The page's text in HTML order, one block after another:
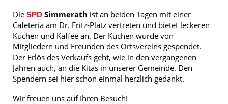
Die SPD Simmerath ist an beiden Tagen mit einer
Cafeteria am Dr. Fritz-Platz vertreten und bietet leckeren
Kuchen und Kaffee an. Der Kuchen wurde von
Mitgliedern und Freunden des Ortsvereins gespendet.
Der Erlös des Verkaufs geht, wie in den vergangenen
Jahren auch, an die Kitas in unserer Gemeinde. Den
Spendern sei hier schon einmal herzlich gedankt.
Wir freuen uns auf Ihren Besuch!